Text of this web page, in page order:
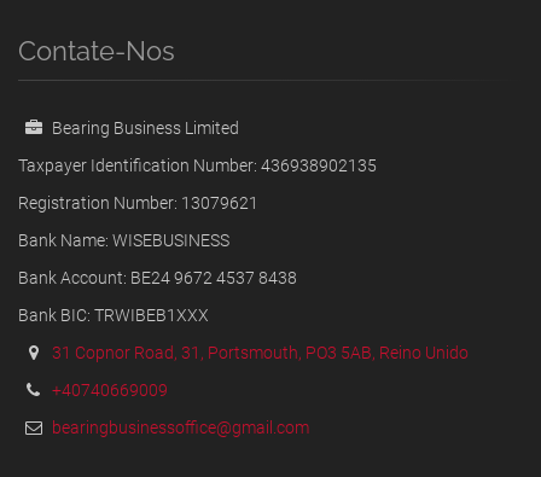
Contate-Nos
Bearing Business Limited
Taxpayer Identification Number: 436938902135
Registration Number: 13079621
Bank Name: WISEBUSINESS
Bank Account: BE24 9672 4537 8438
Bank BIC: TRWIBEB1XXX
31 Copnor Road, 31, Portsmouth, PO3 5AB, Reino Unido
+40740669009
bearingbusinessoffice@gmail.com